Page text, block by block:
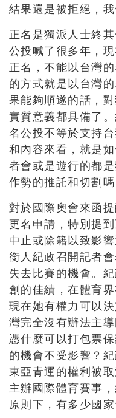
結果還是被拒絕 ，
正名是獨派人士終
公投喊了很多年，
正名，不能以台灣
的方式就是以台灣
果能夠順遂的話，
實質意義都具備了
名公投不等於支持
和內容來看，就是
者會或是遊行的都
作勢的推託和切割嗎
對於國際奧會來函
更名申請，特別提
中止或除籍以致影
銜人紀政召開記者
失去比賽的機會。
創的佳績，在體育
現在她有權力可以
灣完全沒有辦法主
憑什麼可以打包票
的機會不受影響？
東亞青運的權利被
主辦國際體育賽事
原則下，有多少國